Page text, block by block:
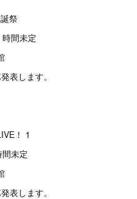
祭
間未定
表します。
！ 1
未定
表します。